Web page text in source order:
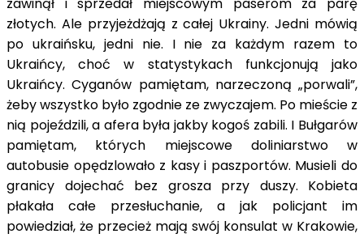
złotych. Ale przyjeżdżają z całej Ukrainy. Jedni mówią
po ukraińsku, jedni nie. I nie za każdym razem to
Ukraińcy, choć w statystykach funkcjonują jako
Ukraińcy. Cyganów pamiętam, narzeczoną „porwali”,
żeby wszystko było zgodnie ze zwyczajem. Po mieście z
nią pojeździli, a afera była jakby kogoś zabili. I Bułgarów
pamiętam, których miejscowe doliniarstwo w
autobusie opędzlowało z kasy i paszportów. Musieli do
granicy dojechać bez grosza przy duszy. Kobieta
płakała całe przesłuchanie, a jak policjant im
powiedział, że przecież mają swój konsulat w Krakowie,